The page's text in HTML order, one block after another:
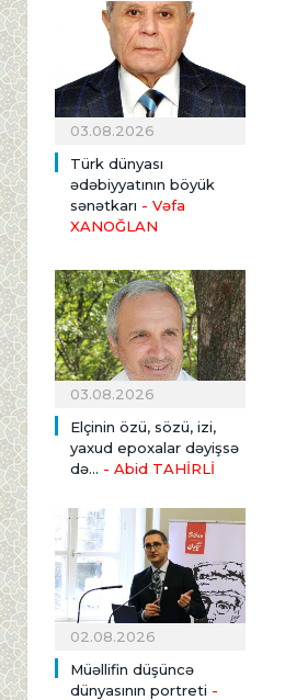
03.08.2026
Türk dünyası
ədəbiyyatının böyük
sənətkarı - Vəfa
XANOĞLAN
03.08.2026
Elçinin özü, sözü, izi,
yaxud epoxalar dəyişsə
də... - Abid TAHİRLİ
02.08.2026
Müəllifin düşüncə
dünyasının portreti -